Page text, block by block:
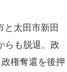
太田市新田
らも脱退。政
権奪還を後押